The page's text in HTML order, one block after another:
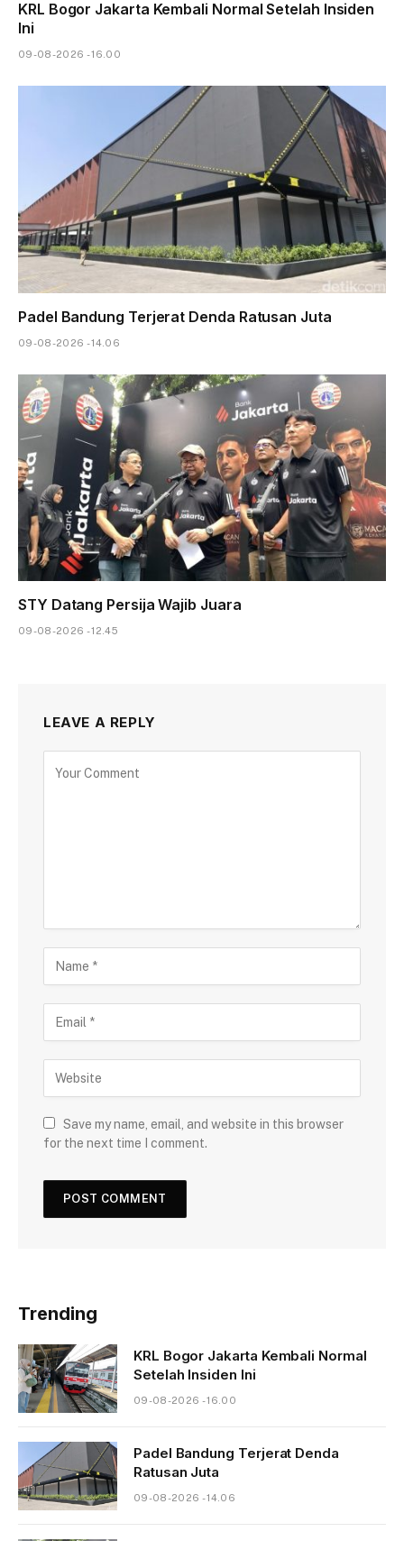
KRL Bogor Jakarta Kembali Normal Setelah Insiden
Ini
09-08-2026 - 16.00
Padel Bandung Terjerat Denda Ratusan Juta
09-08-2026 - 14.06
STY Datang Persija Wajib Juara
09-08-2026 - 12.45
LEAVE A REPLY
Save my name, email, and website in this browser
for the next time I comment.
Trending
KRL Bogor Jakarta Kembali Normal
Setelah Insiden Ini
09-08-2026 - 16.00
Padel Bandung Terjerat Denda
Ratusan Juta
09-08-2026 - 14.06